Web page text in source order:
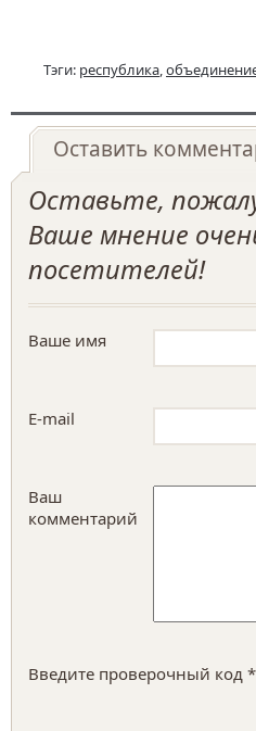
Тэги: республика,
Оставить
Оставьте,
Ваше мнение
посетителей!
Ваше имя
E-mail
Ваш
комментарий
Введите проверочный код *